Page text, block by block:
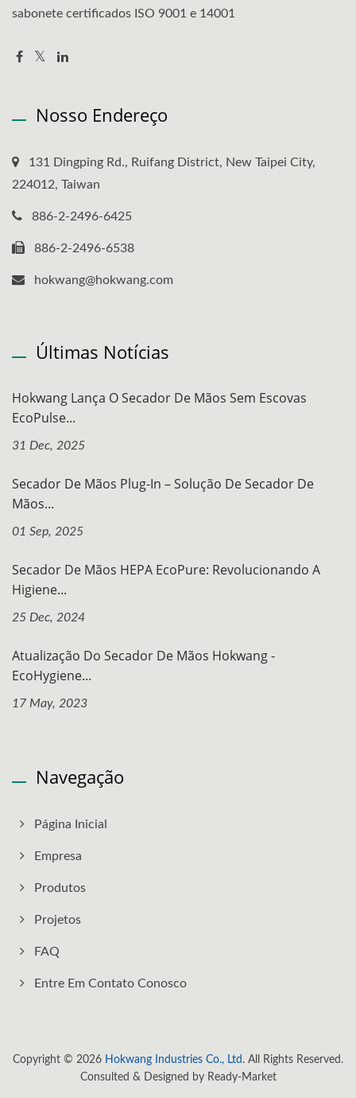
sabonete certificados ISO 9001 e 14001
Nosso Endereço
131 Dingping Rd., Ruifang District, New Taipei City,
224012, Taiwan
886-2-2496-6425
886-2-2496-6538
hokwang@hokwang.com
Últimas Notícias
Hokwang Lança O Secador De Mãos Sem Escovas
EcoPulse...
31 Dec, 2025
Secador De Mãos Plug-In – Solução De Secador De
Mãos...
01 Sep, 2025
Secador De Mãos HEPA EcoPure: Revolucionando A
Higiene...
25 Dec, 2024
Atualização Do Secador De Mãos Hokwang -
EcoHygiene...
17 May, 2023
Navegação
Página Inicial
Empresa
Produtos
Projetos
FAQ
Entre Em Contato Conosco
Copyright © 2026 Hokwang Industries Co., Ltd. All Rights Reserved.
Consulted & Designed by Ready-Market